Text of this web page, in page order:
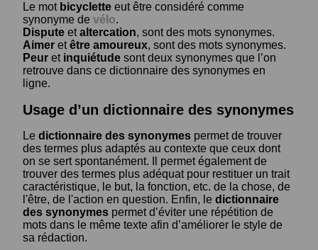
Le mot bicyclette eut être considéré comme
synonyme de vélo.
Dispute etaltercation, sont des mots synonymes.
Aimer etêtre amoureux, sont des mots synonymes.
Peur et inquiétude sont deux synonymes que l’on
retrouve dans ce dictionnaire des synonymes en
ligne.
Usage d’un dictionnaire des synonymes
Le dictionnaire des synonymes permet de trouver
des termes plus adaptés au contexte que ceux dont
on se sert spontanément. Il permet également de
trouver des termes plus adéquat pour restituer un trait
caractéristique, le but, la fonction, etc. de la chose, de
l'être, de l'action en question. Enfin, le dictionnaire
des synonymes permet d’éviter une répétition de
mots dans le même texte afin d’améliorer le style de
sa rédaction.